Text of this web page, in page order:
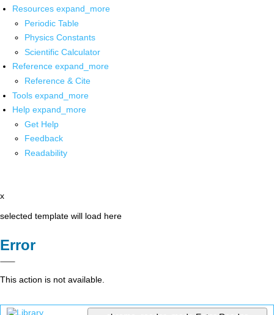
Resources expand_more
Periodic Table
Physics Constants
Scientific Calculator
Reference expand_more
Reference & Cite
Tools expand_more
Help expand_more
Get Help
Feedback
Readability
x
selected template will load here
Error
This action is not available.